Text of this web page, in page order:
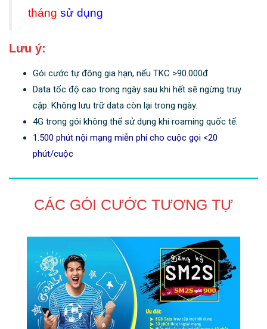
tháng sử dụng
Lưu ý:
Gói cước tự đông gia hạn, nếu TKC >90.000đ
Data tốc độ cao trong ngày sau khi hết sẽ ngừng truy
cập. Không lưu trữ data còn lại trong ngày.
4G trong gói không thể sử dụng khi roaming quốc tế.
1.500 phút nội mạng miễn phí cho cuộc gọi <20
phút/cuộc
CÁC GÓI CƯỚC TƯƠNG TỰ